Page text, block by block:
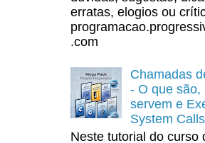
erratas, elogios ou
.com
Chamadas
- O que são,
servem e
System Calls
Neste tutorial do curso